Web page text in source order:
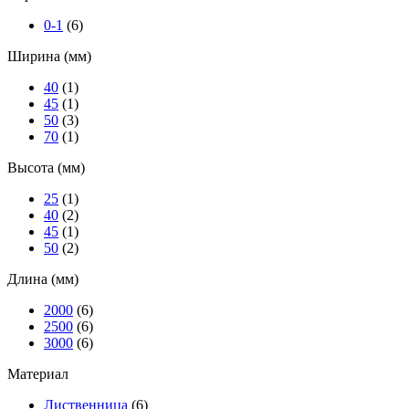
0-1 (6)
Ширина (мм)
40 (1)
45 (1)
50 (3)
70 (1)
Высота (мм)
25 (1)
40 (2)
45 (1)
50 (2)
Длина (мм)
2000 (6)
2500 (6)
3000 (6)
Материал
Лиственница (6)